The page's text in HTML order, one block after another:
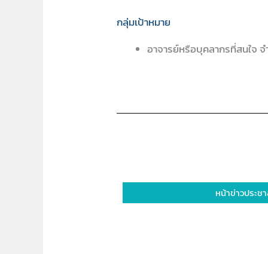
กลุ่มเป้าหมาย
อาจารย์หรือบุคลากรที่สนใจ
หน้าข่าวประช